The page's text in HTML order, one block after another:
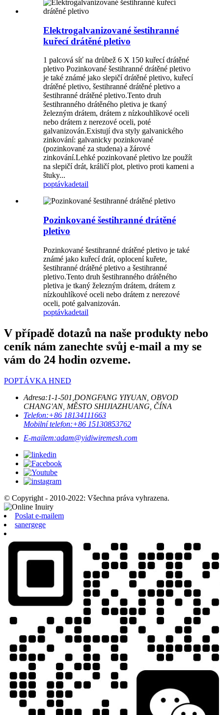
Elektrogalvanizované šestihranné
kuřecí drátěné pletivo
1 palcová síť na drůbež 6 X 150 kuřecí drátěné
pletivo Pozinkované šestihranné drátěné pletivo
je také známé jako slepičí drátěné pletivo, kuřecí
drátěné pletivo, šestihranné drátěné pletivo a
šestihranné drátěné pletivo.Tento druh
šestihranného drátěného pletiva je tkaný
železným drátem, drátem z nízkouhlíkové oceli
nebo drátem z nerezové oceli, poté
galvanizován.Existují dva styly galvanického
zinkování: galvanicky pozinkované
(pozinkované za studena) a žárové
zinkování.Lehké pozinkované pletivo lze použít
na slepičí drát, králičí plot, pletivo proti kameni a
štuky...
poptávkadetail
Pozinkované šestihranné drátěné
pletivo
Pozinkované šestihranné drátěné pletivo je také
známé jako kuřecí drát, oplocení kuřete,
šestihranné drátěné pletivo a šestihranné
pletivo.Tento druh šestihranného drátěného
pletiva je tkaný železným drátem, drátem z
nízkouhlíkové oceli nebo drátem z nerezové
oceli, poté galvanizován.
poptávkadetail
V případě dotazů na naše produkty nebo
ceník nám zanechte svůj e-mail a my se
vám do 24 hodin ozveme.
POPTÁVKA HNED
Adresa:1-1-501,DONGFANG YIYUAN, OBVOD
CHANG'AN, MĚSTO SHIJIAZHUANG, ČÍNA
Telefon:+86 18134111663
Mobilní telefon:+86 15130853762
E-mailem:adam@yidiwiremesh.com
© Copyright - 2010-2022: Všechna práva vyhrazena.
Poslat e-mailem
sanergege